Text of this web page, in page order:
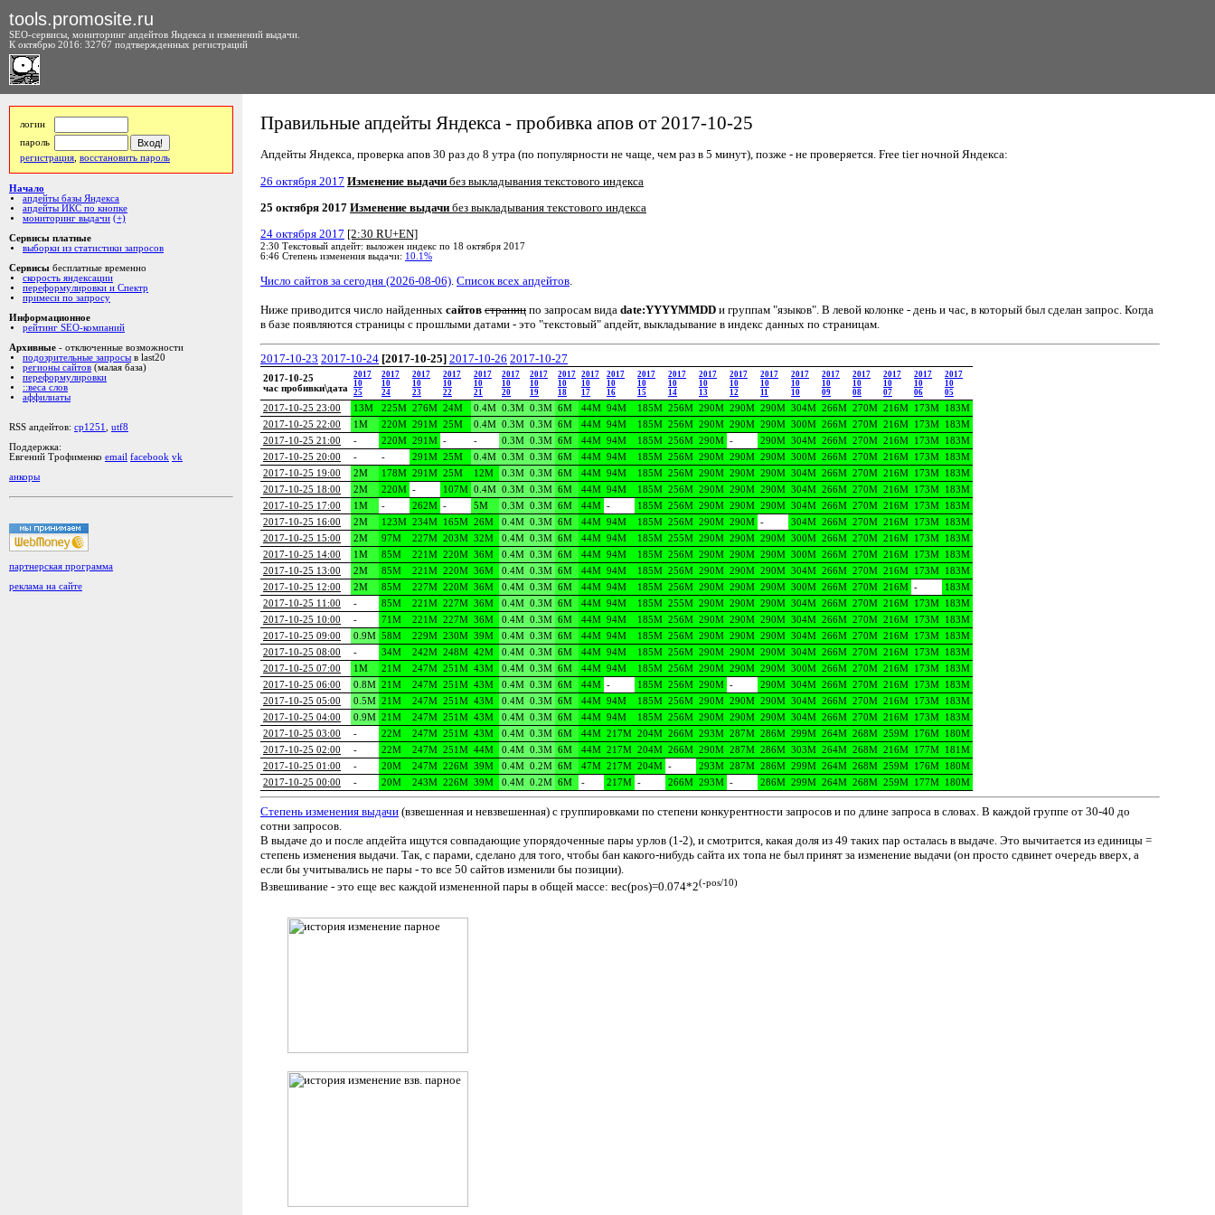
tools.promosite.ru
SEO-сервисы, мониторинг апдейтов Яндекса и изменений выдачи.
К октябрю 2016: 32767 подтвержденных регистраций
логин
пароль
регистрация восстановить пароль
Начало
апдейты базы Яндекса
апдейты ИКС по кнопке
мониторинг выдачи (+)
Сервисы платные
выборки из статистики запросов
Сервисы бесплатные временно
скорость яндексации
переформулировки и Спектр
примеси по запросу
Информационное
рейтинг SEO-компаний
Архивные - отключенные возможности
подозрительные запросы в last20
регионы сайтов (малая база)
переформулировки
::веса слов
аффилиаты
RSS апдейтов: cp1251
utf8
Поддержка:
Евгений Трофименко email facebook vk
анкоры
партнерская программа
реклама на сайте
Правильные апдейты Яндекса - пробивка апов от 2017-10-25
Апдейты Яндекса, проверка апов 30 раз до 8 утра (по популярности не чаще, чем раз в 5 минут), позже - не проверяется. Free tier ночной Яндекса:
26 октября 2017 Изменение выдачи без выкладывания текстового индекса
25 октября 2017 Изменение выдачи без выкладывания текстового индекса
24 октября 2017 [2:30 RU+EN]
2:30 Текстовый апдейт: выложен индекс по 18 октября 2017
6:46 Степень изменения выдачи: 10.1%
Число сайтов за сегодня (2026-08-06) Список всех апдейтов
Ниже приводится число найденных сайтов страниц по запросам вида date:YYYYMMDD и группам "языков". В левой колонке - день и час, в который был сделан запрос. Когда
в базе появляются страницы с прошлыми датами - это "текстовый" апдейт, выкладывание в индекс данных по страницам.
2017-10-23 2017-10-24 [2017-10-25] 2017-10-26 2017-10-27
2017-10-25
час пробивки\дата
2017
10
25
2017
10
24
2017
10
23
2017
10
22
2017
10
21
2017
10
20
2017
10
19
2017
10
18
2017
10
17
2017
10
16
2017
10
15
2017
10
14
2017
10
13
2017
10
12
2017
10
11
2017
10
10
2017
10
09
2017
10
08
2017
10
07
2017
10
06
2017
10
05
2017-10-25 23:00 13M 225M 276M 24M 0.4M 0.3M 0.3M 6M 44M 94M 185M 256M 290M 290M 290M 304M 266M 270M 216M 173M
183M
2017-10-25 22:00
1M 220M 291M 25M 0.4M 0.3M 0.3M 6M 44M 94M 185M 256M 290M 290M 290M 300M 266M 270M 216M 173M
183M
2017-10-25 21:00
- 220M 291M - - 0.3M 0.3M 6M 44M 94M 185M 256M 290M - 290M 304M 266M 270M 216M 173M
183M
2017-10-25 20:00
- - 291M 25M 0.4M 0.3M 0.3M 6M 44M 94M 185M 256M 290M 290M 290M 300M 266M 270M 216M 173M
183M
2017-10-25 19:00
2M 178M 291M 25M 12M 0.3M 0.3M 6M 44M 94M 185M 256M 290M 290M 290M 304M 266M 270M 216M 173M
183M
2017-10-25 18:00
2M 220M - 107M 0.4M 0.3M 0.3M 6M 44M 94M 185M 256M 290M 290M 290M 304M 266M 270M 216M 173M
183M
2017-10-25 17:00
1M - 262M - 5M 0.3M 0.3M 6M 44M - 185M 256M 290M 290M 290M 304M 266M 270M 216M 173M
183M
2017-10-25 16:00
2M 123M 234M 165M 26M 0.4M 0.3M 6M 44M 94M 185M 256M 290M 290M - 304M 266M 270M 216M 173M
183M
2017-10-25 15:00
2M 97M 227M 203M 32M 0.4M 0.3M 6M 44M 94M 185M 255M 290M 290M 290M 300M 266M 270M 216M 173M
183M
2017-10-25 14:00
1M 85M 221M 220M 36M 0.4M 0.3M 6M 44M 94M 185M 256M 290M 290M 290M 300M 266M 270M 216M 173M
183M
2017-10-25 13:00
2M 85M 221M 220M 36M 0.4M 0.3M 6M 44M 94M 185M 256M 290M 290M 290M 304M 266M 270M 216M 173M
183M
2017-10-25 12:00
2M 85M 227M 220M 36M 0.4M 0.3M 6M 44M 94M 185M 256M 290M 290M 290M 300M 266M 270M 216M -
183M
2017-10-25 11:00
- 85M 221M 227M 36M 0.4M 0.3M 6M 44M 94M 185M 255M 290M 290M 290M 304M 266M 270M 216M 173M
183M
2017-10-25 10:00
- 71M 221M 227M 36M 0.4M 0.3M 6M 44M 94M 185M 256M 290M 290M 290M 304M 266M 270M 216M 173M
183M
2017-10-25 09:00
0.9M 58M 229M 230M 39M 0.4M 0.3M 6M 44M 94M 185M 256M 290M 290M 290M 304M 266M 270M 216M 173M
183M
2017-10-25 08:00
- 34M 242M 248M 42M 0.4M 0.3M 6M 44M 94M 185M 256M 290M 290M 290M 304M 266M 270M 216M 173M
183M
2017-10-25 07:00
1M 21M 247M 251M 43M 0.4M 0.3M 6M 44M 94M 185M 256M 290M 290M 290M 300M 266M 270M 216M 173M
183M
2017-10-25 06:00
0.8M 21M 247M 251M 43M 0.4M 0.3M 6M 44M - 185M 256M 290M - 290M 304M 266M 270M 216M 173M
183M
2017-10-25 05:00
0.5M 21M 247M 251M 43M 0.4M 0.3M 6M 44M 94M 185M 256M 290M 290M 290M 304M 266M 270M 216M 173M
183M
2017-10-25 04:00
0.9M 21M 247M 251M 43M 0.4M 0.3M 6M 44M 94M 185M 256M 290M 290M 290M 304M 266M 270M 216M 173M
183M
2017-10-25 03:00
- 22M 247M 251M 43M 0.4M 0.3M 6M 44M 217M 204M 266M 293M 287M 286M 299M 264M 268M 259M 176M
180M
2017-10-25 02:00
- 22M 247M 251M 44M 0.4M 0.3M 6M 44M 217M 204M 266M 290M 287M 286M 303M 264M 268M 216M 177M
181M
2017-10-25 01:00
- 20M 247M 226M 39M 0.4M 0.2M 6M 47M 217M 204M - 293M 287M 286M 299M 264M 268M 259M 176M
180M
2017-10-25 00:00
- 20M 243M 226M 39M 0.4M 0.2M 6M - 217M - 266M 293M - 286M 299M 264M 268M 259M 177M 180M
Степень изменения выдачи (взвешенная и невзвешенная) с группировками по степени конкурентности запросов и по длине запроса в словах. В каждой группе от 30-40 до
сотни запросов.
В выдаче до и после апдейта ищутся совпадающие упорядоченные пары урлов (1-2), и смотрится, какая доля из 49 таких пар осталась в выдаче. Это вычитается из единицы =
степень изменения выдачи. Так, с парами, сделано для того, чтобы бан какого-нибудь сайта их топа не был принят за изменение выдачи (он просто сдвинет очередь вверх, а
если бы учитывались не пары - то все 50 сайтов изменили бы позиции).
Взвешивание - это еще вес каждой измененной пары в общей массе: вес(pos)=0.074*2(-pos/10)